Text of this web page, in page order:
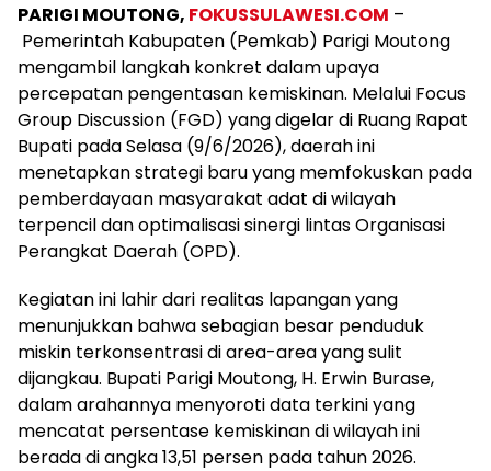
PARIGI MOUTONG, FOKUSSULAWESI.COM –
Pemerintah Kabupaten (Pemkab) Parigi Moutong
mengambil langkah konkret dalam upaya
percepatan pengentasan kemiskinan. Melalui Focus
Group Discussion (FGD) yang digelar di Ruang Rapat
Bupati pada Selasa (9/6/2026), daerah ini
menetapkan strategi baru yang memfokuskan pada
pemberdayaan masyarakat adat di wilayah
terpencil dan optimalisasi sinergi lintas Organisasi
Perangkat Daerah (OPD).
Kegiatan ini lahir dari realitas lapangan yang
menunjukkan bahwa sebagian besar penduduk
miskin terkonsentrasi di area-area yang sulit
dijangkau. Bupati Parigi Moutong, H. Erwin Burase,
dalam arahannya menyoroti data terkini yang
mencatat persentase kemiskinan di wilayah ini
berada di angka 13,51 persen pada tahun 2026.